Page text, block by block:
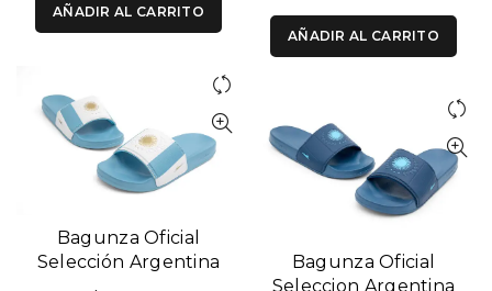
AÑADIR AL CARRITO
AÑADIR AL CARRITO
Bagunza Oficial
Selección Argentina
Blanca y Celeste
Bagunza Oficial
Seleccion Argentina